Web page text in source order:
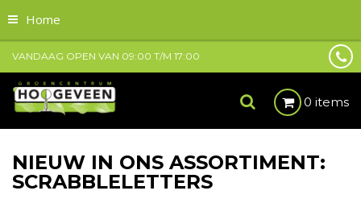
Home
VANDAAG OPEN VAN 09:00 T/M 17:00
0 items
NIEUW IN ONS ASSORTIMENT:
SCRABBLELETTERS